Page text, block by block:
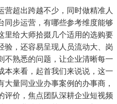
超出跨越不少，同时做精准人
同步运营，有哪些参考维度能够
里给大师拾掇几个适用的选购要
验，还容易呈现人员流动大、岗
不熟悉的问题，让企业清晰每一
本来看，起首我们来说说，这一
量同业业办事案例的办事商，
评价，焦点团队深耕企业短视频